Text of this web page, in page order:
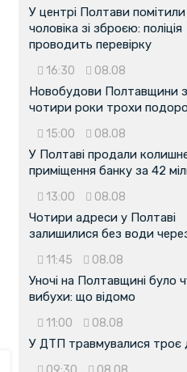
У центрі Полтави помітили
чоловіка зі зброєю: поліція
проводить перевірку
16:30 08.08
Новобудови Полтавщини
чотири роки трохи
15:00 08.08
У Полтаві продали
приміщення банку за 42
13:00 08.08
Чотири адреси у Полтаві
залишилися без води
11:45 08.08
Уночі на Полтавщині було
вибухи: що відомо
11:00 08.08
У ДТП травмувалися троє